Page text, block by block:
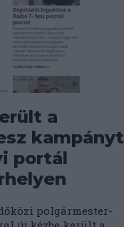
a
kampányt
portál
polgármester-